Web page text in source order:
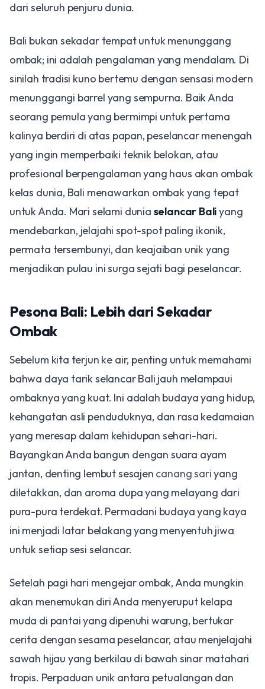
dari seluruh penjuru dunia.
Bali bukan sekadar tempat untuk menunggang
ombak; ini adalah pengalaman yang mendalam. Di
sinilah tradisi kuno bertemu dengan sensasi modern
menunggangi barrel yang sempurna. Baik Anda
seorang pemula yang bermimpi untuk pertama
kalinya berdiri di atas papan, peselancar menengah
yang ingin memperbaiki teknik belokan, atau
profesional berpengalaman yang haus akan ombak
kelas dunia, Bali menawarkan ombak yang tepat
untuk Anda. Mari selami dunia selancar Baliyang
mendebarkan, jelajahi spot-spot paling ikonik,
permata tersembunyi, dan keajaiban unik yang
menjadikan pulau ini surga sejati bagi peselancar.
Pesona Bali: Lebih dari Sekadar
Ombak
Sebelum kita terjun ke air, penting untuk memahami
bahwa daya tarik selancar Bali jauh melampaui
ombaknya yang kuat. Ini adalah budaya yang hidup,
kehangatan asli penduduknya, dan rasa kedamaian
yang meresap dalam kehidupan sehari-hari.
Bayangkan Anda bangun dengan suara ayam
jantan, denting lembut sesajen canang sariyang
diletakkan, dan aroma dupa yang melayang dari
pura-pura terdekat. Permadani budaya yang kaya
ini menjadi latar belakang yang menyentuh jiwa
untuk setiap sesi selancar.
Setelah pagi hari mengejar ombak, Anda mungkin
akan menemukan diri Anda menyeruput kelapa
muda di pantai yang dipenuhi warung, bertukar
cerita dengan sesama peselancar, atau menjelajahi
sawah hijau yang berkilau di bawah sinar matahari
tropis. Perpaduan unik antara petualangan dan